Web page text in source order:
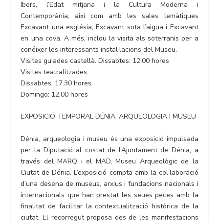
Ibers, l’Edat mitjana i la Cultura Moderna i
Contemporània, així com amb les sales temàtiques
Excavant una església, Excavant sota l’aigua i Excavant
en una cova. A més, inclou la visita als soterranis per a
conéixer les interessants instal·lacions del Museu.
Visites guiades castellà. Dissabtes: 12.00 hores
Visites teatralitzades.
Dissabtes: 17.30 hores
Domingo: 12.00 hores
EXPOSICIÓ TEMPORAL DÉNIA. ARQUEOLOGIA I MUSEU
Dénia, arqueologia i museu és una exposició impulsada
per la Diputació al costat de l’Ajuntament de Dénia, a
través del MARQ i el MAD, Museu Arqueològic de la
Ciutat de Dénia. L’exposició compta amb la col·laboració
d’una desena de museus, arxius i fundacions nacionals i
internacionals que han prestat les seues peces amb la
finalitat de facilitar la contextualització històrica de la
ciutat. El recorregut proposa des de les manifestacions